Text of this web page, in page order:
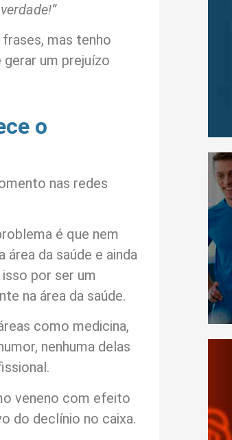
mas tenho
um prejuízo
o
nas redes
é que nem
da saúde e ainda
por ser um
na área da saúde.
como medicina,
nenhuma delas
veneno com efeito
do declínio no caixa.